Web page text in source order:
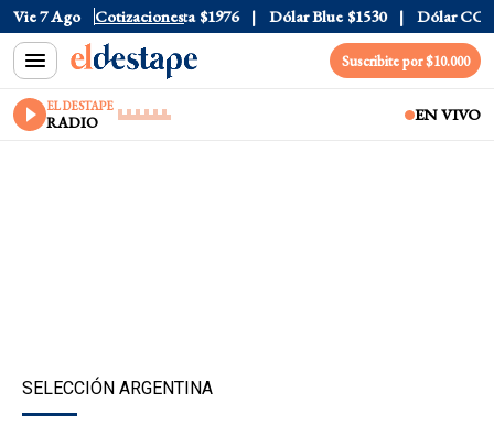
Vie 7 Ago Cotizaciones
$1520 Dólar Tarjeta $1976 Dólar Blue $1530 Dólar CCL
Suscribite por $10.000
EL DESTAPE
RADIO EN VIVO
SELECCIÓN ARGENTINA